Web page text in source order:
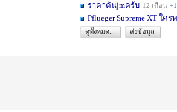
ราคาคันjmครับ 12 เดือน +1
Pflueger Supreme XT ใคร
ดูทั้งหมด...
ส่งข้อมูล